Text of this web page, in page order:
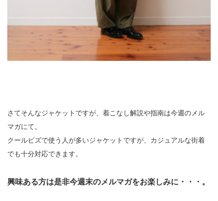
さてそんなジャケットですが、着こなし解説や指南は今週のメル
マガにて。
クールビズで使う人が多いジャケットですが、カジュアルな街着
でも十分対応できます。
興味ある方は是非今週末のメルマガをお楽しみに・・・。